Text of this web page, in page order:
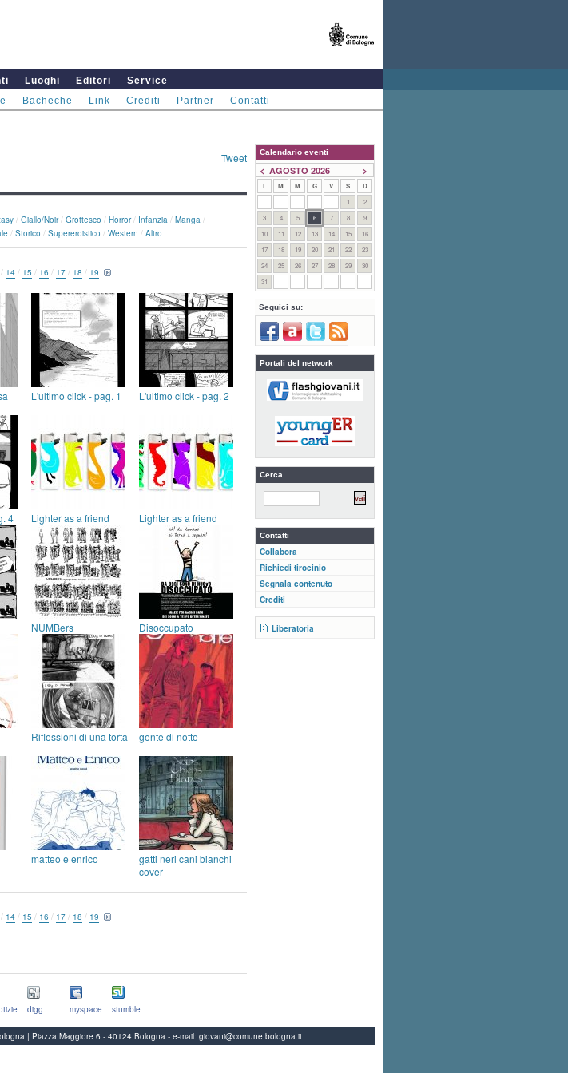
Luoghi Editori
Service
Bacheche Link Crediti Partner Contatti
Tweet
/ Giallo/noir / Grottesco / Horror / Infanzia / Manga /
/ Storico / Supereroistico / Western / Altro
/ 14 / 15 / 16 / 17 / 18 / 19
L'ultimo click - pag. 1 L'ultimo click - pag. 2
4 Lighter as a friend Lighter as a friend
NUMBers Disoccupato
Riflessioni di una torta gente di notte
matteo e enrico
gatti neri cani bianchi
cover
/ 14 / 15 / 16 / 17 / 18 / 19
digg myspace stumble
Calendario eventi
>
< AGOSTO 2026
L M M G V S
D
1
2
3
4 5 6 7 8
9
10
11 12 13 14 15
16
17
18 19 20 21 22
23
24
25 26 27 28 29
30
31
Seguici su:
Portali del network
Cerca
Contatti
Collabora
Richiedi tirocinio
Segnala contenuto
Crediti
Liberatoria
| Piazza Maggiore 6 - 40124 Bologna - e-mail: giovani@comune.bologna.it